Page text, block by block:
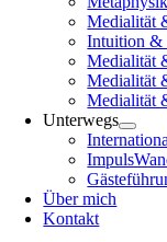
Medialität
Intuition &
Medialität
Medialität
Medialität
Unterwegs
Über mich
Kontakt